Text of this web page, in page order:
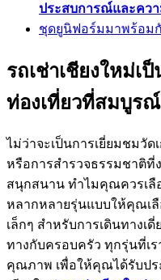
ประสบการณ์และคว
ชุดยูนิฟอร์มมาพร้อม
รถเช่าเชียงใหม่เ
ท่องเที่ยวที่สมบูร
ไม่ว่าจะเป็นการเยี่ยมชมวั
หรือการสำรวจธรรมชาติที่
สนุกสนาน ทำไมคุณควรเลือ
หลากหลายรุ่นแบบให้คุณเ
เล็กๆ สำหรับการเดินทางเ
ทางกับครอบครัว ทุกรุ่นที่เ
คุณภาพ เพื่อให้คุณได้รับป